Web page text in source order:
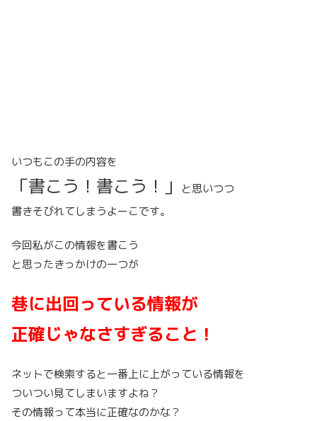
いつもこの手の内容を
「書こう！書こう！」
と思いつつ
書きそびれてしまうよーこです。
今回私がこの情報を書こう
と思ったきっかけの一つが
巷に出回っている情報が
正確じゃなさすぎること！
ネットで検索すると一番上に上がっている情報を
ついつい見てしまいますよね？
その情報って本当に正確なのかな？